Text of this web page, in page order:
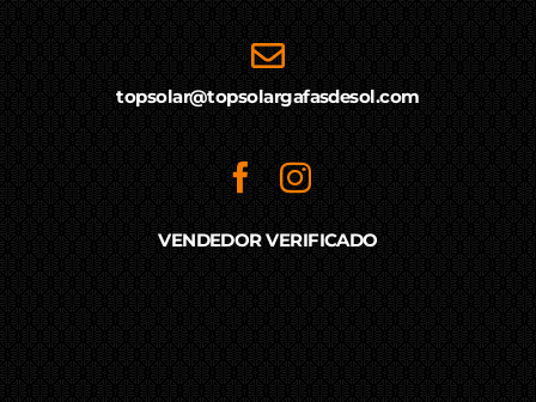
topsolar@topsolargafasdesol.com
VENDEDOR VERIFICADO